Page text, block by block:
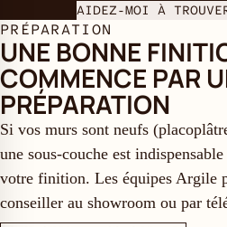
AIDEZ-MOI À
PRÉPARATION
UNE BONNE
COMMENCE PAR
PRÉPARATION
Si vos murs sont neufs
une sous-couche est
votre finition. Les équipes Argile
conseiller au showroom ou par